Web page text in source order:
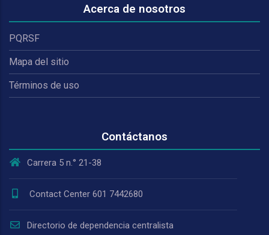
Acerca de nosotros
PQRSF
Mapa del sitio
Términos de uso
Contáctanos
Carrera 5 n.° 21-38
Contact Center 601 7442680
Directorio de dependencia centralista